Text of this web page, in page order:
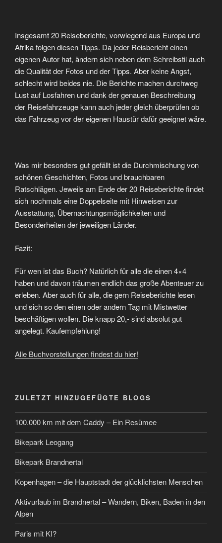
Insgesamt 20 Reiseberichte, vorwiegend aus Europa und
Afrika folgen diesen Tipps. Da jeder Reisbericht einen
eigenen Autor hat, ändern sich neben dem Schreibstil auch
die Qualität der Fotos und der Tipps. Aber keine Angst,
schlecht wird beides nie. Die Berichte machen durchweg
Lust auf Losfahren und dank der genauen Beschreibung
der Reisefahrzeuge kann auch jeder gleich überprüfen ob
das Fahrzeug vor der eigenen Haustür dafür geeignet wäre.
Was mir besonders gut gefällt ist die Durchmischung von
schönen Geschichten, Fotos und brauchbaren
Ratschlägen. Jeweils am Ende der 20 Reiseberichte findet
sich nochmals eine Doppelseite mit Hinweisen zur
Ausstattung, Übernachtungsmöglichkeiten und
Besonderheiten der jeweiligen Länder.
Fazit:
Für wen ist das Buch? Natürlich für alle die einen 4×4
haben und davon träumen endlich das große Abenteuer zu
erleben. Aber auch für alle, die gern Reiseberichte lesen
und sich so den einen oder andern Tag mit Mistwetter
beschäftigen wollen. Die knapp 20,- sind absolut gut
angelegt. Kaufempfehlung!
Alle Buchvorstellungen findest du hier!
ZULETZT HINZUGEFÜGTE BLOGS
100.000 km mit dem Caddy – Ein Resümee
Bikepark Leogang
Bikepark Brandnertal
Kopenhagen – die Hauptstadt der glücklichsten Menschen
Aktivurlaub im Brandnertal – Wandern, Biken, Baden in den
Alpen
Paris mit KI?